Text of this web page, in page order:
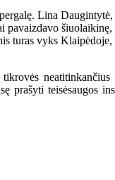
Lina
pavaizdavo
turas vyks
prašyti teisėsaugos